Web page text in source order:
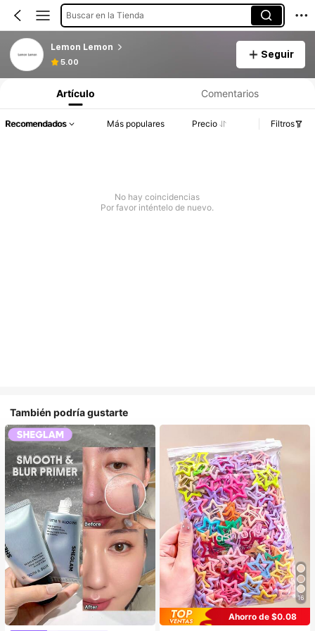
Buscar en la Tienda
Lemon Lemon
5.00
Seguir
Artículo Comentarios
Recomendados Más populares Precio Filtros
No hay coincidencias
Por favor inténtelo de nuevo.
También podría gustarte
16
Ahorro de $0.08